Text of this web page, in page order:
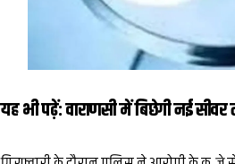
यह भी पढ़ें:वाराणसी में बिछेगी नई